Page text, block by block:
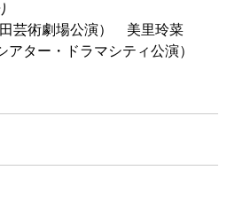
田芸術劇場公演） 美里玲菜
アター・ドラマシティ公演）